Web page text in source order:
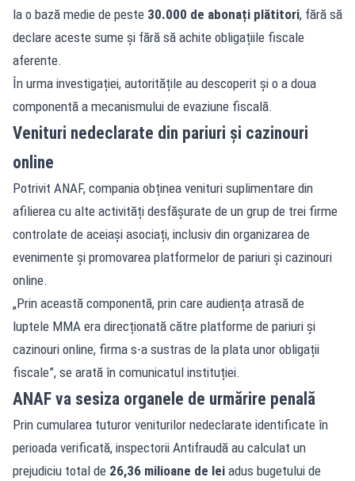
la o bază medie de peste 30.000 de abonați plătitori, fără să
declare aceste sume și fără să achite obligațiile fiscale
aferente.
În urma investigației, autoritățile au descoperit și o a doua
componentă a mecanismului de evaziune fiscală.
Venituri nedeclarate din pariuri și cazinouri
online
Potrivit ANAF, compania obținea venituri suplimentare din
afilierea cu alte activități desfășurate de un grup de trei firme
controlate de aceiași asociați, inclusiv din organizarea de
evenimente și promovarea platformelor de pariuri și cazinouri
online.
„Prin această componentă, prin care audiența atrasă de
luptele MMA era direcționată către platforme de pariuri și
cazinouri online, firma s-a sustras de la plata unor obligații
fiscale”, se arată în comunicatul instituției.
ANAF va sesiza organele de urmărire penală
Prin cumularea tuturor veniturilor nedeclarate identificate în
perioada verificată, inspectorii Antifraudă au calculat un
prejudiciu total de 26,36 milioane de lei adus bugetului de